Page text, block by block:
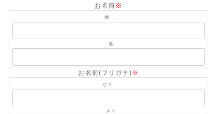
お名前 ※
姓
名
お名前(フリガナ) ※
セイ
メイ